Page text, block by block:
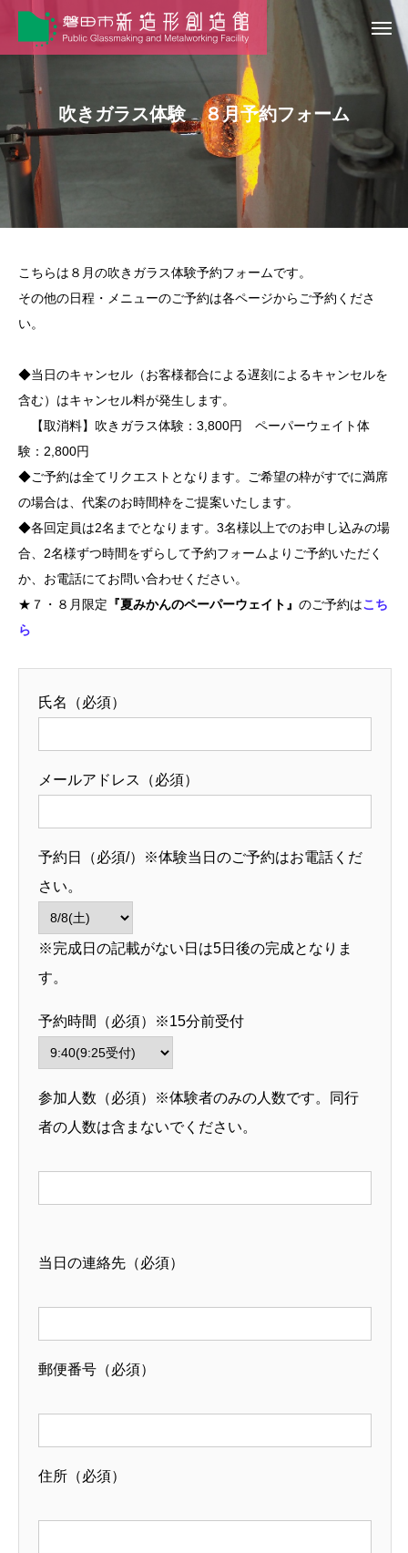
吹きガラス体験 ８月予約フォーム
こちらは８月の吹きガラス体験予約フォームです。
その他の日程・メニューのご予約は各ページからご予約くださ
い。
◆当日のキャンセル（お客様都合による遅刻によるキャンセルを
含む）はキャンセル料が発生します。
【取消料】吹きガラス体験：3,800円 ペーパーウェイト体
験：2,800円
◆ご予約は全てリクエストとなります。ご希望の枠がすでに満席
の場合は、代案のお時間枠をご提案いたします。
◆各回定員は2名までとなります。3名様以上でのお申し込みの場
合、2名様ずつ時間をずらして予約フォームよりご予約いただく
か、お電話にてお問い合わせください。
★７・８月限定 『夏みかんのペーパーウェイト』 のご予約はこち
ら
氏名（必須）
メールアドレス（必須）
予約日（必須/）※体験当日のご予約はお電話くだ
さい。
※完成日の記載がない日は5日後の完成となりま
す。
予約時間（必須）※15分前受付
参加人数（必須）※体験者のみの人数です。同行
者の人数は含まないでください。
当日の連絡先（必須）
郵便番号（必須）
住所（必須）